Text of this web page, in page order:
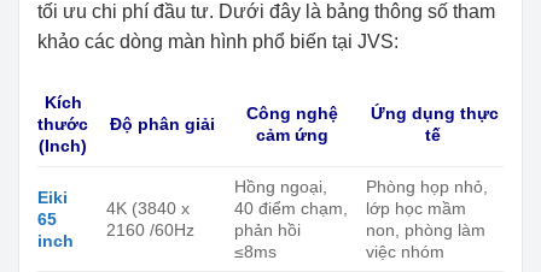
tối ưu chi phí đầu tư. Dưới đây là bảng thông số tham
khảo các dòng màn hình phổ biến tại JVS:
Kích
thước
(Inch)
Độ phân giải
Công nghệ
cảm ứng
Ứng dụng thực
tế
Eiki
65
inch
4K (3840 x
2160 /60Hz
Hồng ngoại,
40 điểm chạm,
phản hồi
≤8ms
Phòng họp nhỏ,
lớp học mầm
non, phòng làm
việc nhóm